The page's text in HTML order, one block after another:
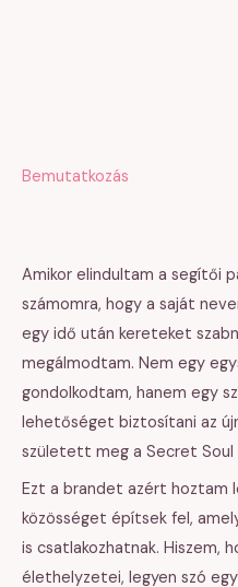
Bemutatkozás
Amikor elindultam a segítői
számomra, hogy a saját
egy idő után kereteket
megálmodtam. Nem egy
gondolkodtam, hanem egy
lehetőséget biztosítani az
született meg a Secret Soul
Ezt a brandet azért hoztam
közösséget építsek fel,
is csatlakozhatnak. Hiszem,
élethelyzetei, legyen szó